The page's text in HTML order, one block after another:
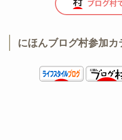
にほんブログ村参加カ